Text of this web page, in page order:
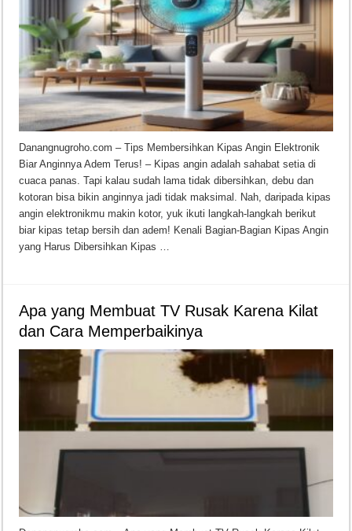
Danangnugroho.com – Tips Membersihkan Kipas Angin Elektronik
Biar Anginnya Adem Terus! – Kipas angin adalah sahabat setia di
cuaca panas. Tapi kalau sudah lama tidak dibersihkan, debu dan
kotoran bisa bikin anginnya jadi tidak maksimal. Nah, daripada kipas
angin elektronikmu makin kotor, yuk ikuti langkah-langkah berikut
biar kipas tetap bersih dan adem! Kenali Bagian-Bagian Kipas Angin
yang Harus Dibersihkan Kipas …
Apa yang Membuat TV Rusak Karena Kilat
dan Cara Memperbaikinya